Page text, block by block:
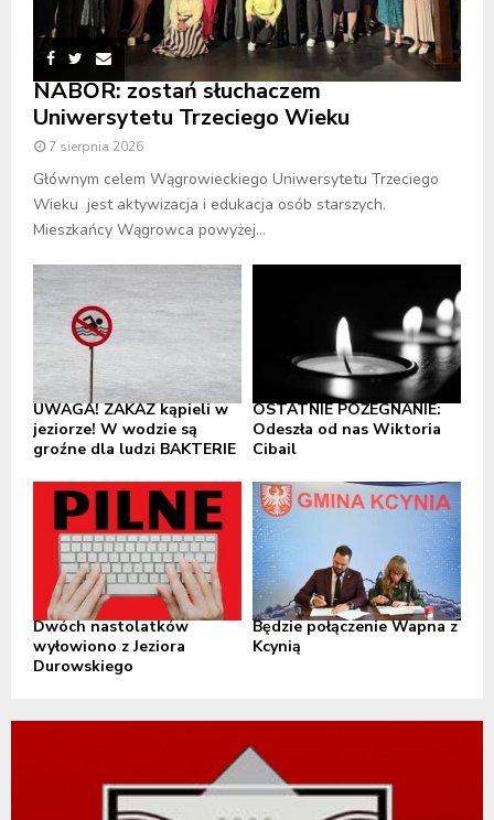
NABÓR: zostań słuchaczem
Uniwersytetu Trzeciego Wieku
7 sierpnia 2026
Głównym celem Wągrowieckiego Uniwersytetu Trzeciego
Wieku jest aktywizacja i edukacja osób starszych.
Mieszkańcy Wągrowca powyżej...
UWAGA! ZAKAZ kąpieli w
jeziorze! W wodzie są
groźne dla ludzi BAKTERIE
OSTATNIE POŻEGNANIE:
Odeszła od nas Wiktoria
Cibail
Dwóch nastolatków
wyłowiono z Jeziora
Durowskiego
Będzie połączenie Wapna z
Kcynią